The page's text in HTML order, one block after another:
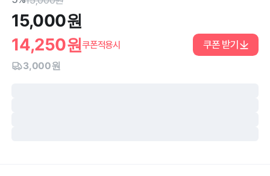
15,000원
14,250원쿠폰적용시 쿠폰 받기
3,000원